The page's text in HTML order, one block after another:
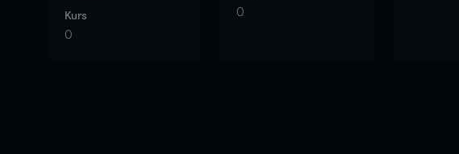
Kurs
0
0